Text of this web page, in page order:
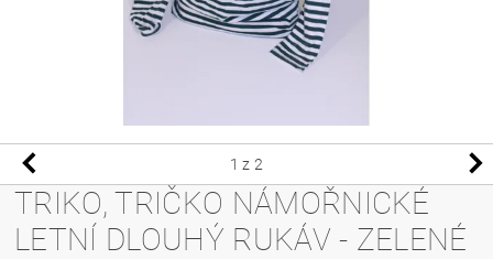
1 z 2
TRIKO, TRIČKO NÁMOŘNICKÉ
LETNÍ DLOUHÝ RUKÁV - ZELENÉ